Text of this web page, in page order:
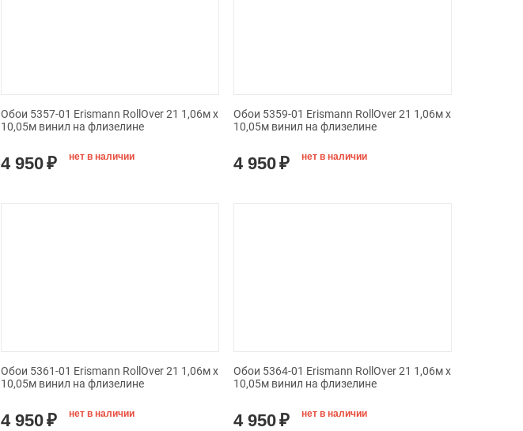
Обои 5357-01 Erismann RollOver 21 1,06м х
10,05м винил на флизелине
4 950₽ нет в наличии
Обои 5359-01 Erismann RollOver 21 1,06м х
10,05м винил на флизелине
4 950₽ нет в наличии
Обои 5361-01 Erismann RollOver 21 1,06м х
10,05м винил на флизелине
4 950₽ нет в наличии
Обои 5364-01 Erismann RollOver 21 1,06м х
10,05м винил на флизелине
4 950₽ нет в наличии